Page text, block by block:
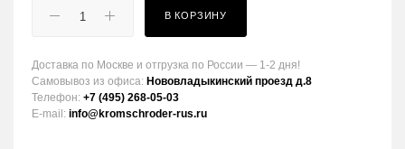
В КОРЗИНУ
Доставка по Москве и отгрузка по России — 1-2 дня!
Самовывоз из офиса: Нововладыкинский проезд д.8
Телефон: +7 (495) 268-05-03
E-mail: info@kromschroder-rus.ru